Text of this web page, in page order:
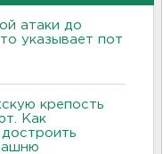
атаки до
указывает пот
крепость
Как